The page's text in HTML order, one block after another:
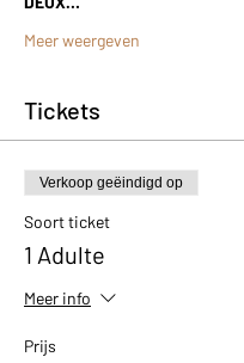
Meer weergeven
Tickets
Verkoop geëindigd op
Soort ticket
1 Adulte
Meer info
Prijs